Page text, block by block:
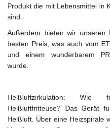
Produkt die mit Lebensmittel in
sind.
Außerdem bieten wir unseren
besten Preis, was auch vom
und einem wunderbarem
wurde.
Heißluftzirkulation: Wie
Heißluftfritteuse? Das Gerät
Heißluft. Über eine Heizspirale